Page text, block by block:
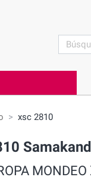
search
xsc 2810
MONDEO